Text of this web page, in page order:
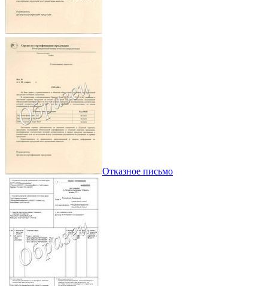
Отказное письмо